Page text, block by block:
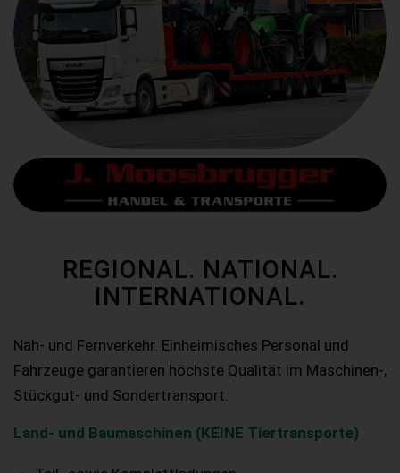
REGIONAL. NATIONAL.
INTERNATIONAL.
Nah- und Fernverkehr. Einheimisches Personal und
Fahrzeuge garantieren höchste Qualität im Maschinen-,
Stückgut- und Sondertransport.
Land- und Baumaschinen (KEINE Tiertransporte)